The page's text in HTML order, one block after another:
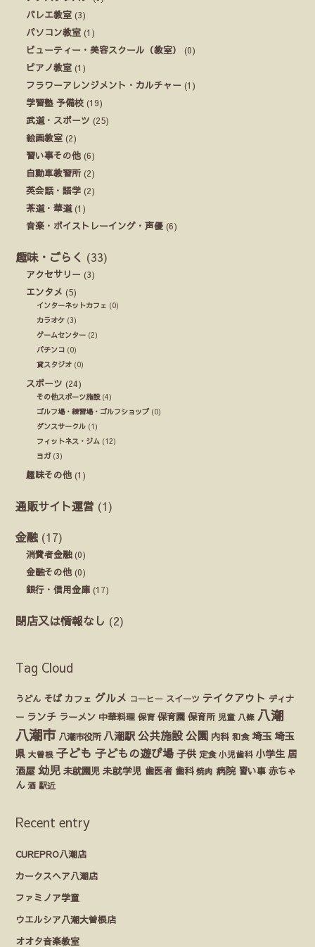
バレエ教室 (3)
パソコン教室 (1)
ビューティー・美容スクール（教室）
(0)
ピアノ教室 (1)
フラワーアレンジメント・カルチャー (1)
学習塾 予備校 (19)
武道・スポーツ (25)
絵画教室 (2)
習い事その他 (6)
自動車教習所(2)
英会話・語学 (2)
茶道・華道(1)
音楽・ボイストレーイング・声優 (6)
趣味・ごらく (33)
アクセサリー (3)
エンタメ (5)
インターネットカフェ (0)
カラオケ (3)
ゲームセンター (2)
パチンコ (0)
貸スタジオ (0)
スポーツ (24)
その他スポーツ施設(4)
ゴルフ場・練習場・ゴルフショップ(0)
ダンスサークル (1)
フィットネス・ジム (12)
ヨガ (3)
趣味その他 (1)
通販サイト運営 (1)
金融 (17)
消費者金融(0)
金融その他 (0)
銀行・信用金庫 (17)
閉店又は情報なし (2)
Tag Cloud
うどん そば カフェ グルメ コーヒー スイーツ テイクアウト ディナ
ー ランチ ラーメン 中華料理 保育 保育園 保育所 児童 八條 八潮
八潮市 八潮市役所 八潮駅 公共施設 公園 内科 和食 埼玉 埼玉
県 大曽根 子ども 子どもの遊び場 子供 定食 小児歯科 小学生 居
酒屋 幼児 未就園児 未就学児 歯医者 歯科 焼肉 病院 習い事 赤ちゃ
ん 酒 駅近
Recent entry
CUREPRO八潮店
カークスヘア八潮店
ファミノア学童
ウエルシア八潮大曽根店
オオタ音楽教室